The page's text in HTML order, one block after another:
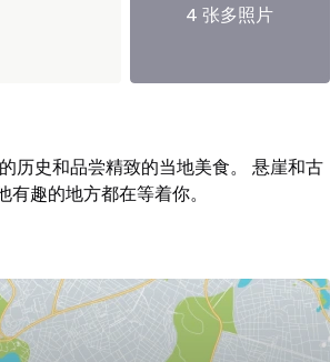
4 张多照片
历史和品尝精致的当地美食。 悬崖和古
趣的地方都在等着你。